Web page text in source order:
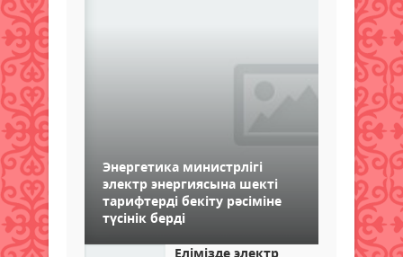
Энергетика министрлігі
электр энергиясына шекті
тарифтерді бекіту рәсіміне
түсінік берді
Елімізде электр